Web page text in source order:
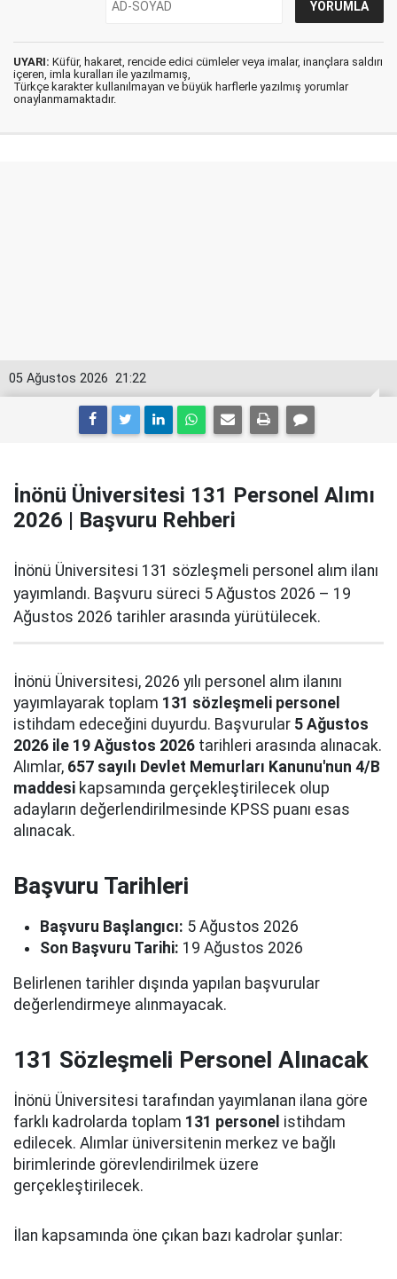
UYARI: Küfür, hakaret, rencide edici cümleler veya imalar, inançlara saldırı
içeren, imla kuralları ile yazılmamış,
Türkçe karakter kullanılmayan ve büyük harflerle yazılmış yorumlar
onaylanmamaktadır.
21:22
05 Ağustos 2026
İnönü Üniversitesi 131 Personel Alımı
2026 | Başvuru Rehberi
İnönü Üniversitesi 131 sözleşmeli personel alım ilanı
yayımlandı. Başvuru süreci 5 Ağustos 2026 – 19
Ağustos 2026 tarihler arasında yürütülecek.
İnönü Üniversitesi, 2026 yılı personel alım ilanını
yayımlayarak toplam 131 sözleşmeli personel
istihdam edeceğini duyurdu. Başvurular 5 Ağustos
2026 ile 19 Ağustos 2026 tarihleri arasında alınacak.
Alımlar, 657 sayılı Devlet Memurları Kanunu'nun 4/B
maddesi kapsamında gerçekleştirilecek olup
adayların değerlendirilmesinde KPSS puanı esas
alınacak.
Başvuru Tarihleri
Başvuru Başlangıcı: 5 Ağustos 2026
Son Başvuru Tarihi: 19 Ağustos 2026
Belirlenen tarihler dışında yapılan başvurular
değerlendirmeye alınmayacak.
131 Sözleşmeli Personel Alınacak
İnönü Üniversitesi tarafından yayımlanan ilana göre
farklı kadrolarda toplam 131 personel istihdam
edilecek. Alımlar üniversitenin merkez ve bağlı
birimlerinde görevlendirilmek üzere
gerçekleştirilecek.
İlan kapsamında öne çıkan bazı kadrolar şunlar: